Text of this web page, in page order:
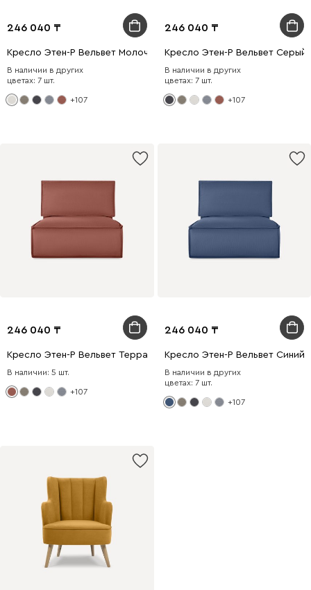
246 040
Кресло Этен-Р Вельвет Молочный
В наличии в других
цветах: 7 шт.
+107
246 040
Кресло Этен-Р Вельвет Серый
В наличии в других
цветах: 7 шт.
+107
246 040
Кресло Этен-Р Вельвет Терракотовый
В наличии: 5 шт.
+107
246 040
Кресло Этен-Р Вельвет Синий
В наличии в других
цветах: 7 шт.
+107